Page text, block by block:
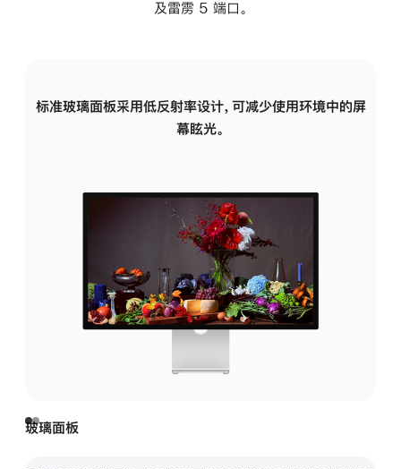
及雷雳 5 端口。
标准玻璃面板采用低反射率设计，可减少使用环境中的屏
幕眩光。
玻璃面板